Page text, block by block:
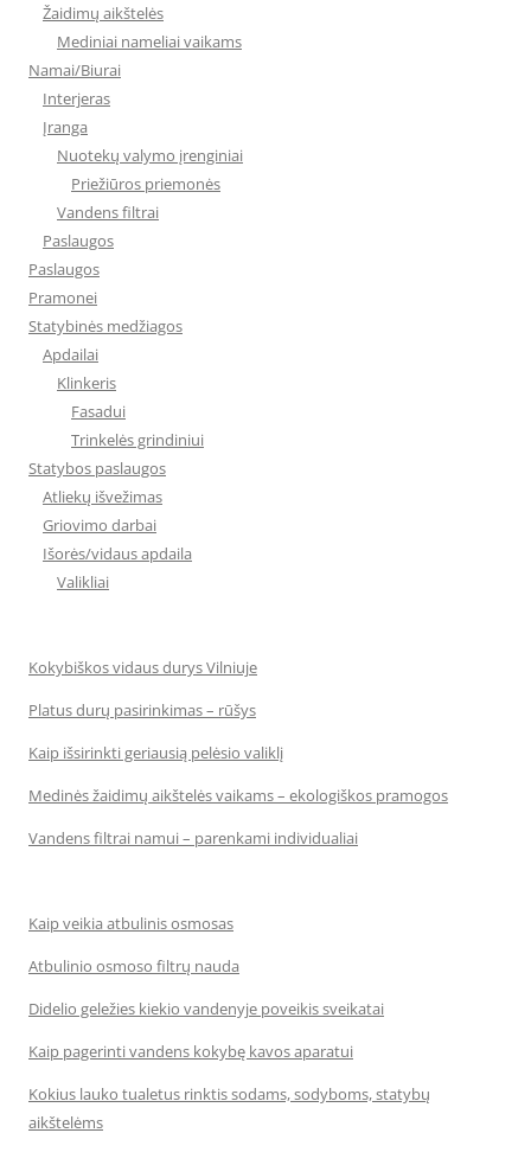
Žaidimų aikštelės
Mediniai nameliai vaikams
Namai/Biurai
Interjeras
Įranga
Nuotekų valymo įrenginiai
Priežiūros priemonės
Vandens filtrai
Paslaugos
Paslaugos
Pramonei
Statybinės medžiagos
Apdailai
Klinkeris
Fasadui
Trinkelės grindiniui
Statybos paslaugos
Atliekų išvežimas
Griovimo darbai
Išorės/vidaus apdaila
Valikliai
Kokybiškos vidaus durys Vilniuje
Platus durų pasirinkimas – rūšys
Kaip išsirinkti geriausią pelėsio valiklį
Medinės žaidimų aikštelės vaikams – ekologiškos pramogos
Vandens filtrai namui – parenkami individualiai
Kaip veikia atbulinis osmosas
Atbulinio osmoso filtrų nauda
Didelio geležies kiekio vandenyje poveikis sveikatai
Kaip pagerinti vandens kokybę kavos aparatui
Kokius lauko tualetus rinktis sodams, sodyboms, statybų
aikštelėms